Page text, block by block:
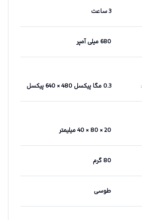
3 ساعت
680 میلی آمپر
: 0.3 مگا پیکسل 480 × 640 پیکسل
20 × 80 × 40 میلیمتر
80 گرم
طوسی